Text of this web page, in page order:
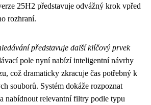
25H2 představuje odvážný krok vpřed
rozhraní.
představuje další klíčový prvek
pole nyní nabízí inteligentní návrhy
což dramaticky zkracuje čas potřebný k
souborů. Systém dokáže rozpoznat
nabídnout relevantní filtry podle typu